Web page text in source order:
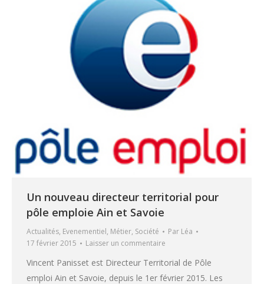
Un nouveau directeur territorial pour
pôle emploie Ain et Savoie
Actualités, Evenementiel, Métier, Société Par Léa
17 février 2015
Laisser un commentaire
Vincent Panisset est Directeur Territorial de Pôle
emploi Ain et Savoie, depuis le 1er février 2015. Les